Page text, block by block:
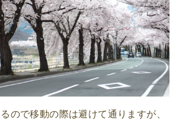
ので移動の際は避けて通りますが、